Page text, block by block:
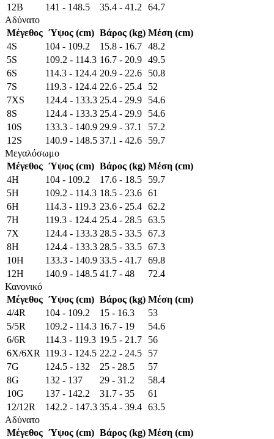
12B
141 - 148.5 35.4 - 41.2
64.7
Αδύνατο
Μέγεθος Ύψος (cm) Βάρος (kg) Μέση (cm)
4S
104 - 109.2 15.8 - 16.7 48.2
5S
109.2 - 114.3 16.7 - 20.9 49.5
6S
114.3 - 124.4 20.9 - 22.6
50.8
7S
119.3 - 124.4 22.6 - 25.4
52
7XS
124.4 - 133.3 25.4 - 29.9
54.6
8S
124.4 - 133.3 25.4 - 29.9
54.6
10S
133.3 - 140.9 29.9 - 37.1
57.2
12S
140.9 - 148.5 37.1 - 42.6
59.7
Μεγαλόσωμο
Μέγεθος Ύψος (cm) Βάρος (kg) Μέση (cm)
4H
104 - 109.2 17.6 - 18.5
59.7
5H
109.2 - 114.3 18.5 - 23.6 61
6H
114.3 - 119.3 23.6 - 25.4 62.2
7H
119.3 - 124.4 25.4 - 28.5 63.5
7X
124.4 - 133.3 28.5 - 33.5 67.3
8H
124.4 - 133.3 28.5 - 33.5 67.3
10H
133.3 - 140.9 33.5 - 41.7 69.8
12H
140.9 - 148.5 41.7 - 48
72.4
Κανονικό
Μέγεθος Ύψος (cm) Βάρος (kg) Μέση (cm)
4/4R
104 - 109.2 15 - 16.3
53
5/5R
109.2 - 114.3 16.7 - 19
54.6
6/6R
114.3 - 119.3 19.5 - 21.7
56
6X/6XR
119.3 - 124.5 22.2 - 24.5
57
7G
124.5 - 132 25 - 28.5
57
8G
132 - 137 29 - 31.2
58.4
10G
137 - 142.2 31.7 - 35
61
12/12R
142.2 - 147.3 35.4 - 39.4 63.5
Αδύνατο
Μέγεθος Ύψος (cm) Βάρος (kg) Μέση (cm)